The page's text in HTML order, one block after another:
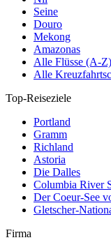
Seine
Douro
Mekong
Amazonas
Alle Flüsse (A-Z)
Alle
Top-Reiseziele
Portland
Gramm
Richland
Astoria
Die Dalles
Columbia River
Der Coeur-See
Gletscher-
Firma